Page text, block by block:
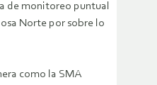
de monitoreo puntual
Norte por sobre lo
como la SMA